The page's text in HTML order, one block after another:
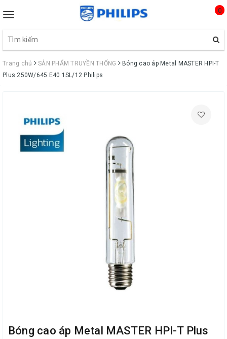
Toggle
0
Trang chủ SẢN PHẨM TRUYỀN THỐNG
Bóng cao áp Metal MASTER HPI-T
Plus 250W/645 E40 1SL/12 Philips
Bóng cao áp Metal MASTER HPI-T Plus